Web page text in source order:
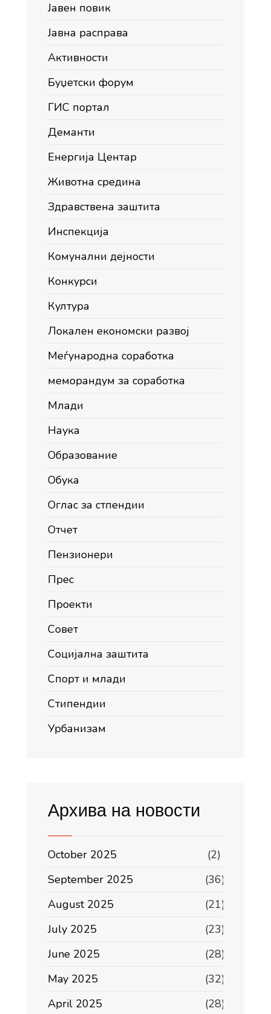
Јавен повик
Јавна расправа
Активности
Буџетски форум
ГИС портал
Деманти
Енергија Центар
Животна средина
Здравствена заштита
Инспекција
Комунални дејности
Конкурси
Култура
Локален економски развој
Меѓународна соработка
меморандум за соработка
Млади
Наука
Образование
Обука
Оглас за стпендии
Отчет
Пензионери
Прес
Проекти
Совет
Социјална заштита
Спорт и млади
Стипендии
Урбанизам
Архива на новости
October 2025
(2)
September 2025
(36)
August 2025
(21)
July 2025
(23)
June 2025
(28)
May 2025
(32)
April 2025
(28)